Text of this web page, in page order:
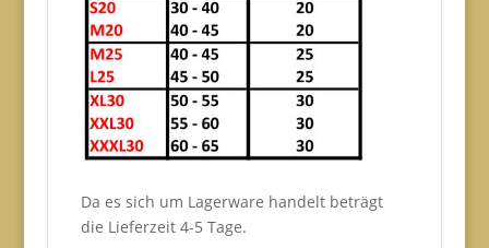
Da es sich um Lagerware handelt beträgt
die Lieferzeit 4-5 Tage.